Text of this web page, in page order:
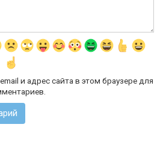
и адрес сайта в этом браузере для